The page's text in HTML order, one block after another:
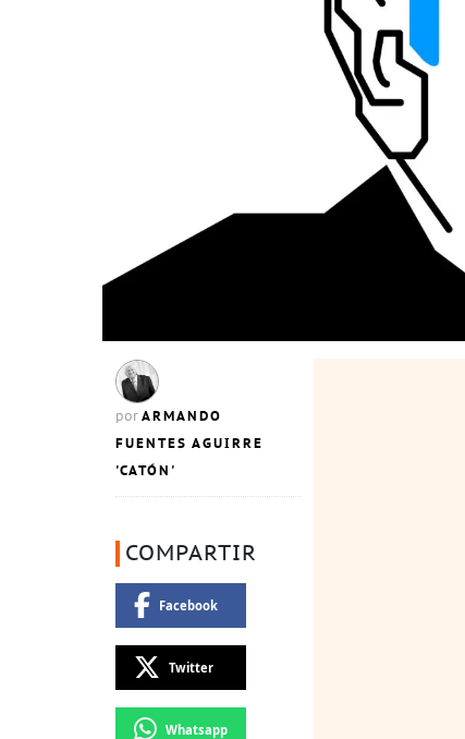
por ARMANDO
FUENTES AGUIRRE
'CATÓN'
COMPARTIR
Facebook
Twitter
Whatsapp